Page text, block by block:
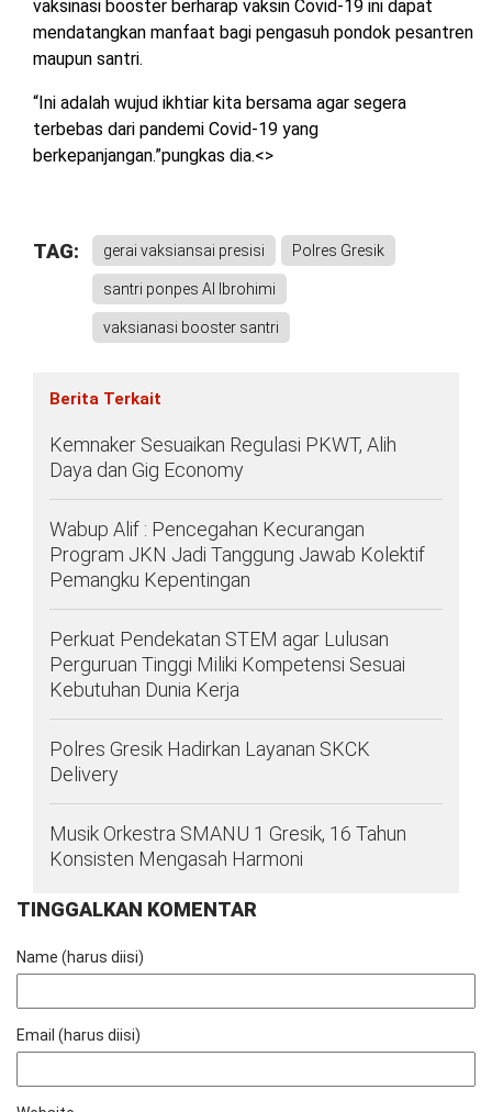
vaksinasi booster berharap vaksin Covid-19 ini dapat
mendatangkan manfaat bagi pengasuh pondok pesantren
maupun santri.
“Ini adalah wujud ikhtiar kita bersama agar segera
terbebas dari pandemi Covid-19 yang
berkepanjangan.”pungkas dia.<>
TAG: gerai vaksiansai presisi Polres Gresik
santri ponpes Al Ibrohimi
vaksianasi booster santri
Berita Terkait
Kemnaker Sesuaikan Regulasi PKWT, Alih
Daya dan Gig Economy
Wabup Alif : Pencegahan Kecurangan
Program JKN Jadi Tanggung Jawab Kolektif
Pemangku Kepentingan
Perkuat Pendekatan STEM agar Lulusan
Perguruan Tinggi Miliki Kompetensi Sesuai
Kebutuhan Dunia Kerja
Polres Gresik Hadirkan Layanan SKCK
Delivery
Musik Orkestra SMANU 1 Gresik, 16 Tahun
Konsisten Mengasah Harmoni
TINGGALKAN KOMENTAR
Name (harus diisi)
Email (harus diisi)